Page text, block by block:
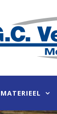
MATERIEEL